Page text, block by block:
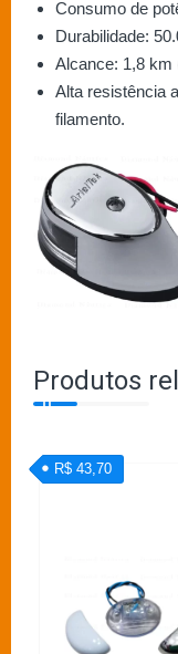
Consumo de
Durabilidade:
Alcance: 1,8 km
Alta resistência
filamento.
Produtos
R$ 43,70